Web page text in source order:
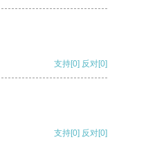
支持[0] 反对[0]
支持[0] 反对[0]